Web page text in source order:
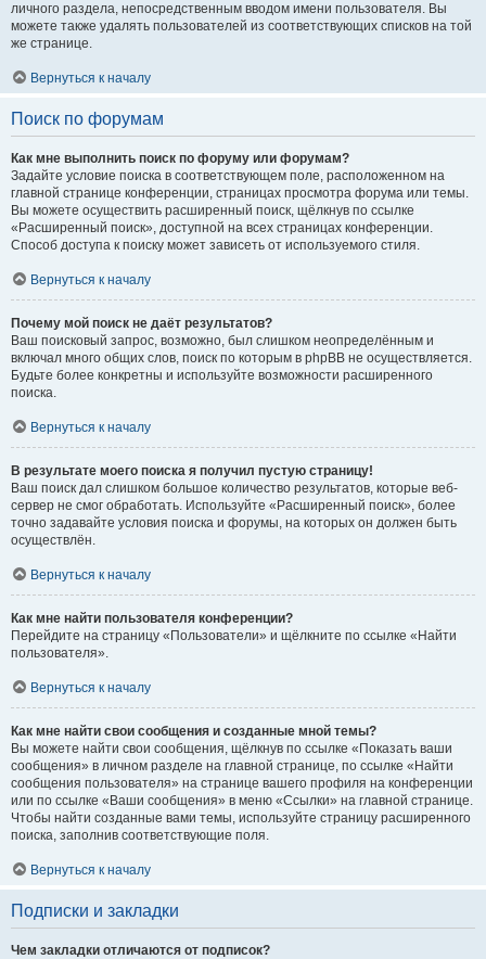
личного раздела, непосредственным вводом имени пользователя. Вы
можете также удалять пользователей из соответствующих списков на той
же странице.
Вернуться к началу
Поиск по форумам
Как мне выполнить поиск по форуму или форумам?
Задайте условие поиска в соответствующем поле, расположенном на
главной странице конференции, страницах просмотра форума или темы.
Вы можете осуществить расширенный поиск, щёлкнув по ссылке
«Расширенный поиск», доступной на всех страницах конференции.
Способ доступа к поиску может зависеть от используемого стиля.
Вернуться к началу
Почему мой поиск не даёт результатов?
Ваш поисковый запрос, возможно, был слишком неопределённым и
включал много общих слов, поиск по которым в phpBB не осуществляется.
Будьте более конкретны и используйте возможности расширенного
поиска.
Вернуться к началу
В результате моего поиска я получил пустую страницу!
Ваш поиск дал слишком большое количество результатов, которые веб-
сервер не смог обработать. Используйте «Расширенный поиск», более
точно задавайте условия поиска и форумы, на которых он должен быть
осуществлён.
Вернуться к началу
Как мне найти пользователя конференции?
Перейдите на страницу «Пользователи» и щёлкните по ссылке «Найти
пользователя».
Вернуться к началу
Как мне найти свои сообщения и созданные мной темы?
Вы можете найти свои сообщения, щёлкнув по ссылке «Показать ваши
сообщения» в личном разделе на главной странице, по ссылке «Найти
сообщения пользователя» на странице вашего профиля на конференции
или по ссылке «Ваши сообщения» в меню «Ссылки» на главной странице.
Чтобы найти созданные вами темы, используйте страницу расширенного
поиска, заполнив соответствующие поля.
Вернуться к началу
Подписки и закладки
Чем закладки отличаются от подписок?